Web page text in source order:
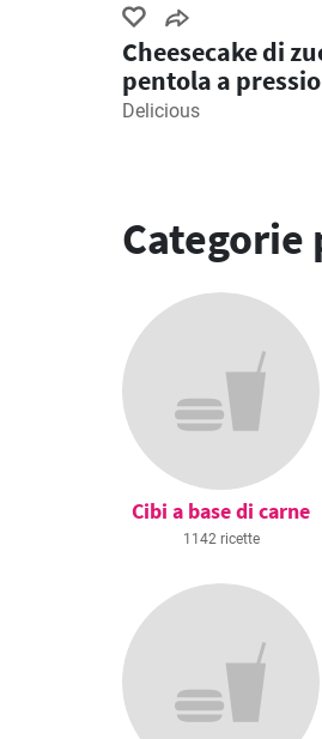
Cheesecake di
pentola a
Delicious
Cibi a base di carne
1142 ricette